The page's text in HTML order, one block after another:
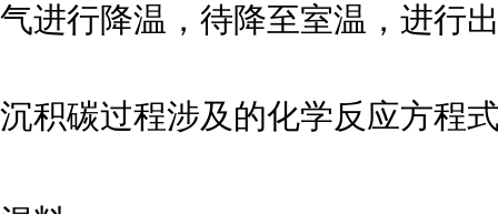
气进行降温，待降至室温，进行
沉积碳过程涉及的化学反应方程